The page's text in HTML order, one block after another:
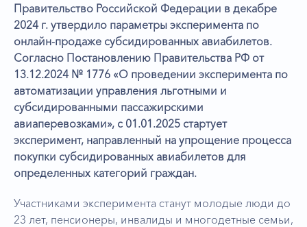
Правительство Российской Федерации в декабре
2024 г. утвердило параметры эксперимента по
онлайн-продаже субсидированных авиабилетов.
Согласно Постановлению Правительства РФ от
13.12.2024 № 1776 «О проведении эксперимента по
автоматизации управления льготными и
субсидированными пассажирскими
авиаперевозками», с 01.01.2025 стартует
эксперимент, направленный на упрощение процесса
покупки субсидированных авиабилетов для
определенных категорий граждан.
Участниками эксперимента станут молодые люди до
23 лет, пенсионеры, инвалиды и многодетные семьи,